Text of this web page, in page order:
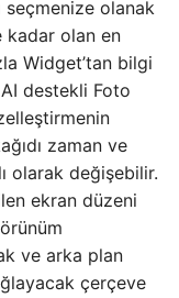
olanak
kadar olan en
Widget’tan bilgi
destekli Foto
zaman ve
olarak değişebilir.
ekran düzeni
ve arka plan
çerçeve